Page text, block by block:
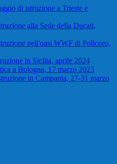
di istruzione a Trieste e
alla Sede della Ducati,
nell'oasi WWF di Policoro,
in Sicilia, aprile 2024
a Bologna, 17 marzo 2023
in Campania, 27-31 marzo